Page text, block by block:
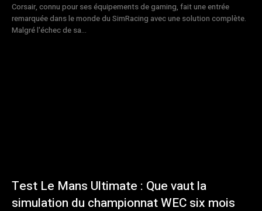
Corsair, connu pour ses équipements de gaming, fait une entrée
remarquée dans le monde du SimRacing avec une solution complète.
Malgré l'échec de sa...
Test Le Mans Ultimate : Que vaut la
simulation du championnat WEC six mois